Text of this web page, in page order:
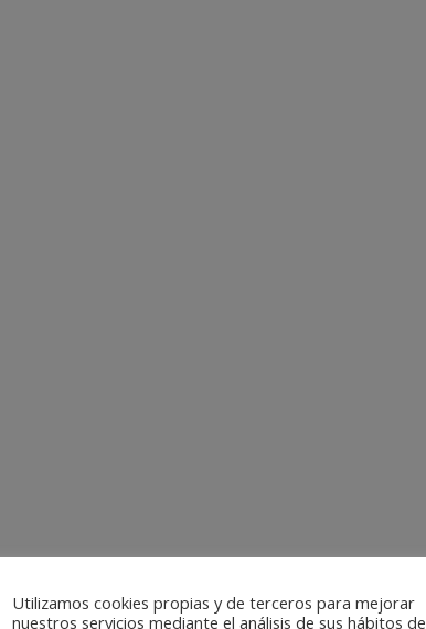
Utilizamos cookies propias y de terceros para mejorar
nuestros servicios mediante el análisis de sus hábitos de